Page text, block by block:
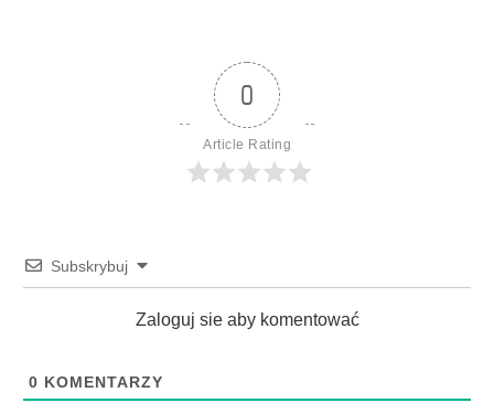
0
Article Rating
Subskrybuj
Zaloguj sie aby komentować
0 KOMENTARZY